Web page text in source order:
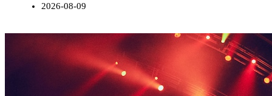
2026-08-09